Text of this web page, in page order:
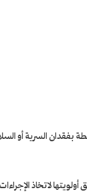
بفقدان السرية أو
لاتخاذ الإجراءات